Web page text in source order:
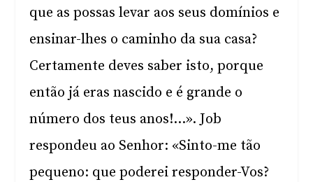
que as possas levar aos seus domínios e
ensinar-lhes o caminho da sua casa?
Certamente deves saber isto, porque
então já eras nascido e é grande o
número dos teus anos!…». Job
respondeu ao Senhor: «Sinto-me tão
pequeno: que poderei responder-Vos?